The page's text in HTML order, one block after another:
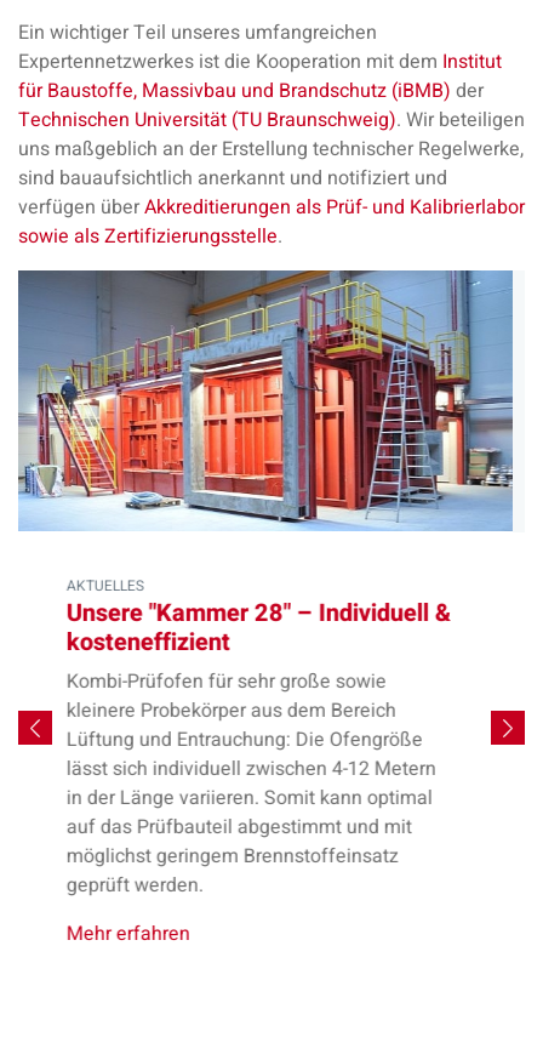
Ein wichtiger Teil unseres umfangreichen
Expertennetzwerkes ist die Kooperation mit dem Institut
für Baustoffe, Massivbau und Brandschutz (iBMB) der
Technischen Universität (TU Braunschweig). Wir beteiligen
uns maßgeblich an der Erstellung technischer Regelwerke,
sind bauaufsichtlich anerkannt und notifiziert und
verfügen überAkkreditierungen als Prüf- und Kalibrierlabor
sowie als Zertifizierungsstelle.
AKTUELLES
Wir ändern unsere E-Mail-Adressen
Wir ändern zum 06.07.2026 die E-Mail-
Adressen aller Mitarbeitenden der MPA
Braunschweig. Unsere E-Mail-Adressen
enden künftig auf @mpa.tu-bs.de. Das gilt
sowohl für die persönlichen E-Mail-Adressen
unserer Mitarbeitenden (m.muster@mpa.tu-
bs.de), als auch für die zentralen
Funktionsadressen. Selbstverständlich
werden Nachrichten an die bisherigen E-
Antwort erhalten Sie dann aber mit der
Previous